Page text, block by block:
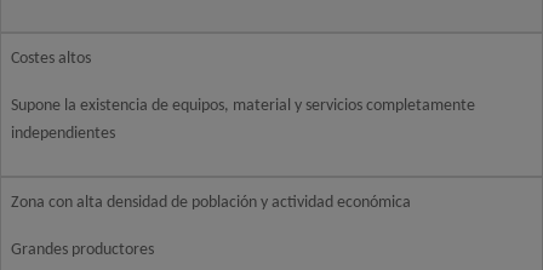
Costes altos
Supone la existencia de equipos, material y servicios completamente
independientes
Zona con alta densidad de población y actividad económica
Grandes productores